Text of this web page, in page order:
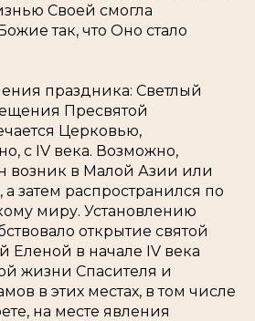
Своей смогла
так, что Оно стало
праздника: Светлый
Пресвятой
Церковью,
с IV века. Возможно,
возник в Малой Азии или
а затем распространился по
миру. Установлению
открытие святой
Еленой в начале IV века
жизни Спасителя и
в этих местах, в том числе
на месте явления